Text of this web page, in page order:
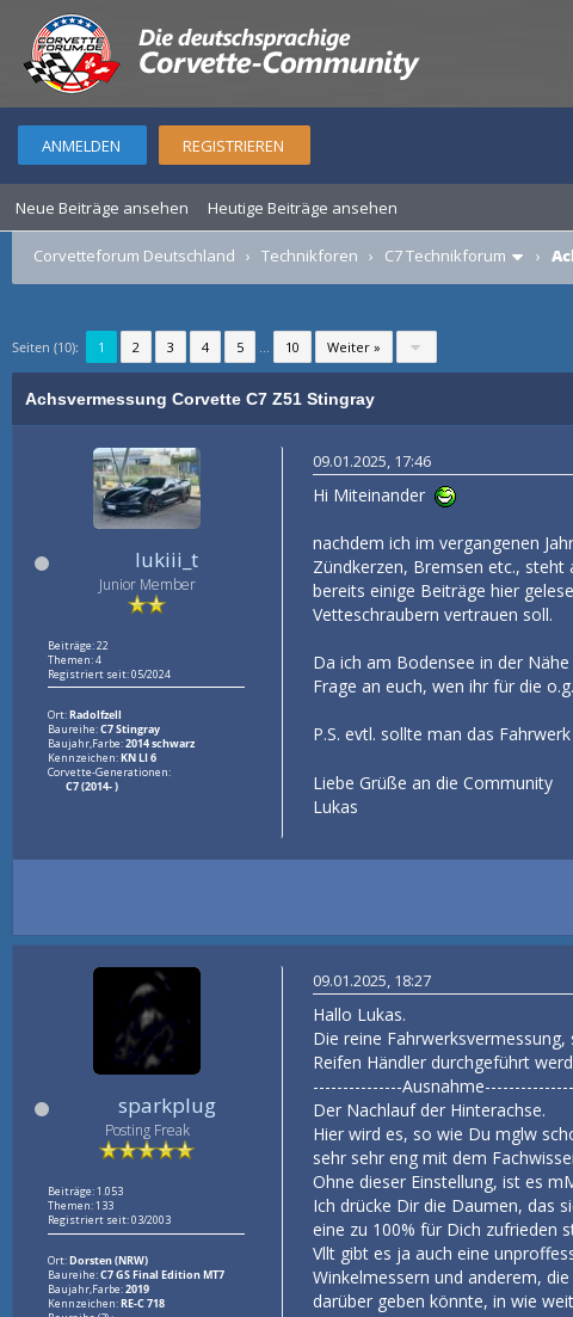
ANMELDEN REGISTRIEREN
Neue Beiträge ansehen Heutige Beiträge ansehen
Corvetteforum Deutschland › Technikforen › C7 Technikforum ›
Seiten (10): 1 2 3 4 5 ... 10 Weiter »
Achsvermessung Corvette C7 Z51 Stingray
lukiii_t
Junior Member
Beiträge: 22
Themen: 4
Registriert seit: 05/2024
Ort:Radolfzell
Baureihe:C7 Stingray
Baujahr,Farbe:2014 schwarz
Kennzeichen:KN LI 6
Corvette-Generationen:
C7 (2014- )
09.01.2025, 17:46
Hi Miteinander
nachdem ich im vergangenen
Zündkerzen, Bremsen etc.,
bereits einige Beiträge hier
Vetteschraubern vertrauen soll.
Da ich am Bodensee in der
Frage an euch, wen ihr für die
P.S. evtl. sollte man das
Liebe Grüße an die Community
Lukas
sparkplug
Posting Freak
Beiträge: 1.053
Themen: 133
Registriert seit: 03/2003
Ort:Dorsten (NRW)
Baureihe:C7 GS Final Edition MT7
Baujahr,Farbe:2019
Kennzeichen:RE-C 718
09.01.2025, 18:27
Hallo Lukas.
Die reine
Reifen Händler durchgeführt
---------------
Der Nachlauf der Hinterachse.
Hier wird es, so wie Du mglw
sehr sehr eng mit dem
Ohne dieser Einstellung, ist es
Ich drücke Dir die Daumen, das
eine zu 100% für Dich zufrieden
Vllt gibt es ja auch eine
Winkelmessern und anderem,
darüber geben könnte, in wie